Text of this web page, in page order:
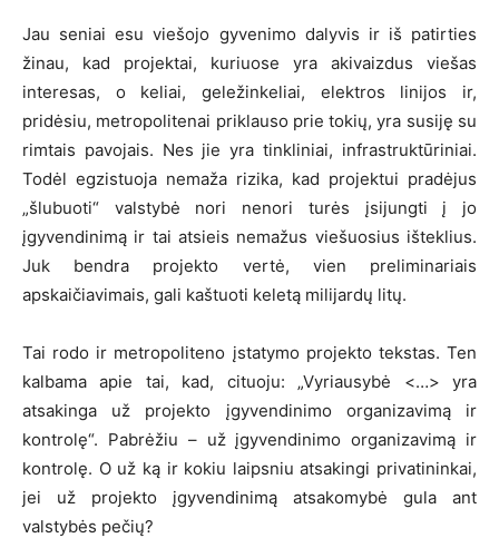
Jau seniai esu viešojo gyvenimo dalyvis ir iš patirties
žinau, kad projektai, kuriuose yra akivaizdus viešas
interesas, o keliai, geležinkeliai, elektros linijos ir,
pridėsiu, metropolitenai priklauso prie tokių, yra susiję su
rimtais pavojais. Nes jie yra tinkliniai, infrastruktūriniai.
Todėl egzistuoja nemaža rizika, kad projektui pradėjus
„šlubuoti“ valstybė nori nenori turės įsijungti į jo
įgyvendinimą ir tai atsieis nemažus viešuosius išteklius.
Juk bendra projekto vertė, vien preliminariais
apskaičiavimais, gali kaštuoti keletą milijardų litų.
Tai rodo ir metropoliteno įstatymo projekto tekstas. Ten
kalbama apie tai, kad, cituoju: „Vyriausybė <…> yra
atsakinga už projekto įgyvendinimo organizavimą ir
kontrolę“. Pabrėžiu – už įgyvendinimo organizavimą ir
kontrolę. O už ką ir kokiu laipsniu atsakingi privatininkai,
jei už projekto įgyvendinimą atsakomybė gula ant
valstybės pečių?